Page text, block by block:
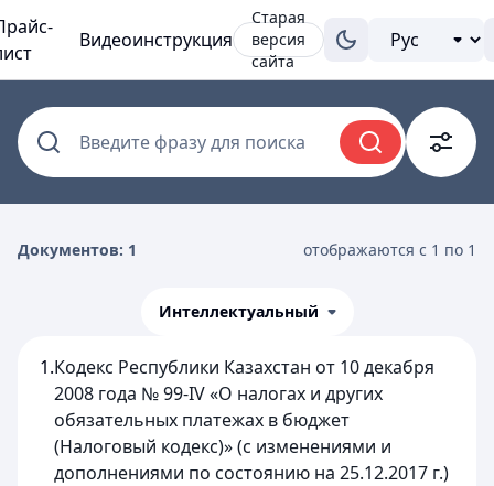
Видеоинструкция
Старая
версия
сайта
Введите фразу для поиска
Документов: 1 отображаются с 1 по 1
Интеллектуальный
1.Кодекс Республики Казахстан от 10 декабря
2008 года № 99-IV «О налогах и других
обязательных платежах в бюджет
(Налоговый кодекс)» (с изменениями и
дополнениями по состоянию на 25.12.2017 г.)